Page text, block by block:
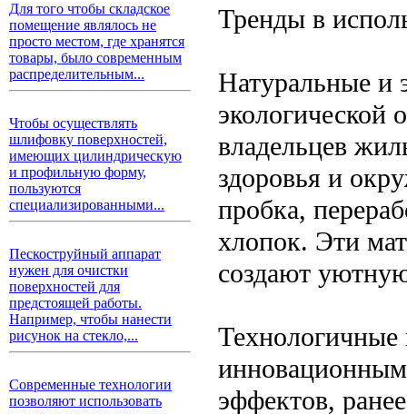
Для того чтобы складское
помещение являлось не
просто местом, где хранятся
товары, было современным
распределительным...
Чтобы осуществлять
шлифовку поверхностей,
имеющих цилиндрическую
и профильную форму,
пользуются
специализированными...
Пескоструйный аппарат
нужен для очистки
поверхностей для
предстоящей работы.
Например, чтобы нанести
рисунок на стекло,...
Современные технологии
позволяют использовать
Тренды в
Натуральные и
экологической
владельцев
здоровья и
пробка,
хлопок. Эти
создают
эффектов,